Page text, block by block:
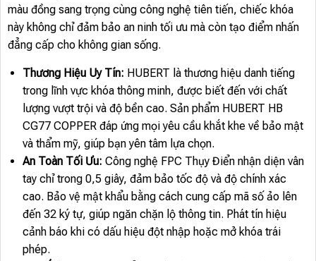
màu đồng sang trọng cùng công nghệ tiên tiến, chiếc khóa
này không chỉ đảm bảo an ninh tối ưu mà còn tạo điểm nhấn
đẳng cấp cho không gian sống.
Thương Hiệu Uy Tín: HUBERT là thương hiệu danh tiếng
trong lĩnh vực khóa thông minh, được biết đến với chất
lượng vượt trội và độ bền cao. Sản phẩm HUBERT HB
CG77 COPPER đáp ứng mọi yêu cầu khắt khe về bảo mật
và thẩm mỹ, giúp bạn yên tâm lựa chọn.
An Toàn Tối Ưu: Công nghệ FPC Thụy Điển nhận diện vân
tay chỉ trong 0,5 giây, đảm bảo tốc độ và độ chính xác
cao. Bảo vệ mật khẩu bằng cách cung cấp mã số ảo lên
đến 32 ký tự, giúp ngăn chặn lộ thông tin. Phát tín hiệu
cảnh báo khi có dấu hiệu đột nhập hoặc mở khóa trái
phép.